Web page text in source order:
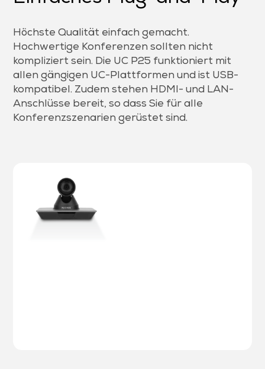
Höchste Qualität einfach gemacht.
Hochwertige Konferenzen sollten nicht
kompliziert sein. Die UC P25 funktioniert mit
allen gängigen UC-Plattformen und ist USB-
kompatibel. Zudem stehen HDMI- und LAN-
Anschlüsse bereit, so dass Sie für alle
Konferenzszenarien gerüstet sind.